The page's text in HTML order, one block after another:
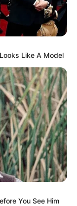
Like A Model
You See Him